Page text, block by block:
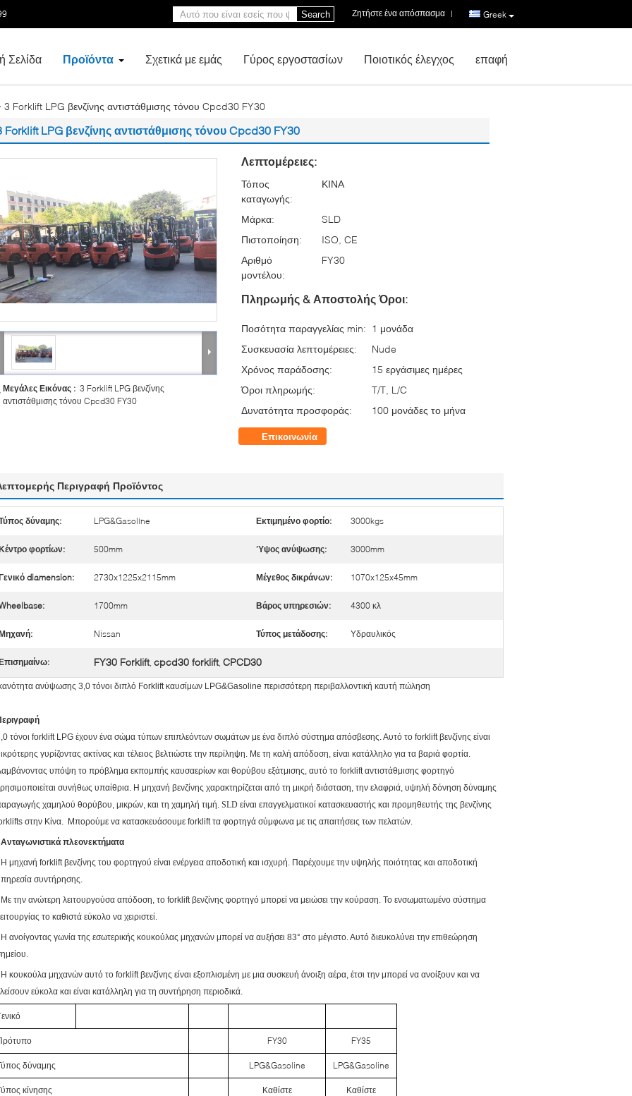
Greek
Ζητήστε ένα απόσπασμα |
Search
Σελίδα Προϊόντα Σχετικά με εμάς Γύρος εργοστασίων Ποιοτικός έλεγχος επαφή
3 Forklift LPG βενζίνης αντιστάθμισης τόνου Cpcd30 FY30
Forklift LPG βενζίνης αντιστάθμισης τόνου Cpcd30 FY30
Μεγάλες Εικόνας : 3 Forklift LPG βενζίνης
αντιστάθμισης τόνου Cpcd30 FY30
Λεπτομέρειες:
Τόπος
καταγωγής:
ΚΙΝΑ
Μάρκα:
SLD
Πιστοποίηση:
ISO, CE
Αριθμό
μοντέλου:
FY30
Πληρωμής & Αποστολής Όροι:
Ποσότητα παραγγελίας min: 1 μονάδα
Συσκευασία λεπτομέρειες:
Nude
Χρόνος παράδοσης:
15 εργάσιμες ημέρες
Όροι πληρωμής:
T/T, L/C
Δυνατότητα προσφοράς:
100 μονάδες το μήνα
Επικοινωνία
Περιγραφή Προϊόντος
δύναμης: LPG&Gasoline Εκτιμημένο φορτίο: 3000kgs
φορτίων: 500mm Ύψος ανύψωσης: 3000mm
diamension: 2730x1225x2115mm Μέγεθος δικράνων: 1070x125x45mm
1700mm Βάρος υπηρεσιών: 4300 κλ
Nissan Τύπος μετάδοσης: Υδραυλικός
FY30 Forklift, cpcd30 forklift, CPCD30
ανύψωσης 3,0 τόνοι διπλό Forklift καυσίμων LPG&Gasoline περισσότερη περιβαλλοντική καυτή πώληση
τόνοι forklift LPG έχουν ένα σώμα τύπων επιπλεόντων σωμάτων με ένα διπλό σύστημα απόσβεσης. Αυτό το forklift βενζίνης είναι
γυρίζοντας ακτίνας και τέλειος βελτιώστε την περίληψη. Με τη καλή απόδοση, είναι κατάλληλο για τα βαριά φορτία.
υπόψη το πρόβλημα εκπομπής καυσαερίων και θορύβου εξάτμισης, αυτό το forklift αντιστάθμισης φορτηγό
συνήθως υπαίθρια. Η μηχανή βενζίνης χαρακτηρίζεται από τη μικρή διάσταση, την ελαφριά, υψηλή δόνηση δύναμης
χαμηλού θορύβου, μικρών, και τη χαμηλή τιμή. SLD είναι επαγγελματικοί κατασκευαστής και προμηθευτής της βενζίνης
στην Κίνα. Μπορούμε να κατασκευάσουμε forklift τα φορτηγά σύμφωνα με τις απαιτήσεις των πελατών.
Ανταγωνιστικά πλεονεκτήματα
Η μηχανή forklift βενζίνης του φορτηγού είναι ενέργεια αποδοτική και ισχυρή. Παρέχουμε την υψηλής ποιότητας και αποδοτική
συντήρησης.
Με την ανώτερη λειτουργούσα απόδοση, το forklift βενζίνης φορτηγό μπορεί να μειώσει την κούραση. Το ενσωματωμένο σύστημα
το καθιστά εύκολο να χειριστεί.
Η ανοίγοντας γωνία της εσωτερικής κουκούλας μηχανών μπορεί να αυξήσει 83° στο μέγιστο. Αυτό διευκολύνει την επιθεώρηση
Η κουκούλα μηχανών αυτό το forklift βενζίνης είναι εξοπλισμένη με μια συσκευή άνοιξη αέρα, έτσι την μπορεί να ανοίξουν και να
εύκολα και είναι κατάλληλη για τη συντήρηση περιοδικά.
FY30 FY35
δύναμης LPG&Gasoline LPG&Gasoline
κίνησης Καθίστε Καθίστε